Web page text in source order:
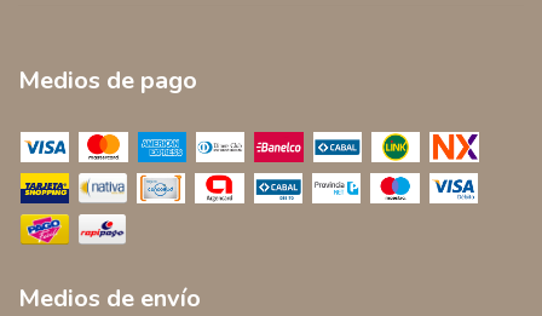
Medios de pago
Medios de envío